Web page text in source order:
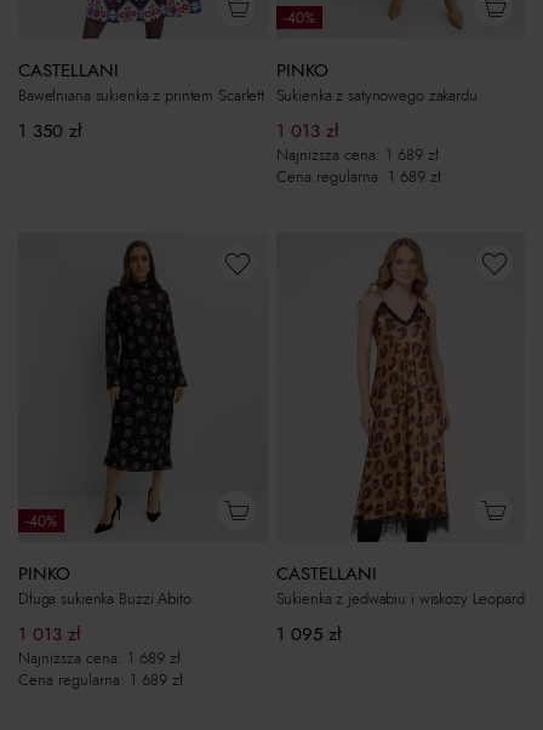
CASTELLANI
Bawełniana sukienka z printem Scarlett
1 350 zł
-40%
PINKO
Sukienka z satynowego żakardu
1 013 zł
Najniższa cena: 1 689 zł
Cena regularna: 1 689 zł
-40%
PINKO
Długa sukienka Buzzi Abito
1 013 zł
Najniższa cena: 1 689 zł
Cena regularna: 1 689 zł
CASTELLANI
Sukienka z jedwabiu i wiskozy Leopard
1 095 zł